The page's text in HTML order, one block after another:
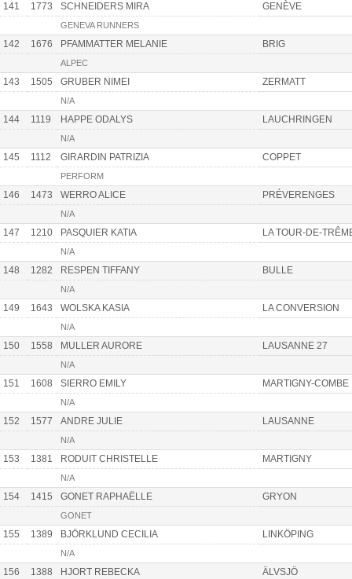
141 1773 SCHNEIDERS MIRA GENÈVE
GENEVA RUNNERS
142 1676 PFAMMATTER MELANIE BRIG
ALPEC
143 1505 GRUBER NIMEI ZERMATT
N/A
144 1119 HAPPE ODALYS LAUCHRINGEN
N/A
145 1112 GIRARDIN PATRIZIA COPPET
PERFORM
146 1473 WERRO ALICE PRÉVERENGES
N/A
147 1210 PASQUIER KATIA LA TOUR-DE-
N/A
148 1282 RESPEN TIFFANY BULLE
N/A
149 1643 WOLSKA KASIA LA CONVERSION
N/A
150 1558 MULLER AURORE LAUSANNE 27
N/A
151 1608 SIERRO EMILY MARTIGNY-COMBE
N/A
152 1577 ANDRE JULIE LAUSANNE
N/A
153 1381 RODUIT CHRISTELLE MARTIGNY
N/A
154 1415 GONET RAPHAËLLE GRYON
GONET
155 1389 BJÖRKLUND CECILIA LINKÖPING
N/A
156 1388 HJORT REBECKA ÄLVSJÖ